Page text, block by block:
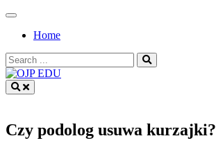
Skip
contentHome
Search
for:
Czy podolog usuwa kurzajki?